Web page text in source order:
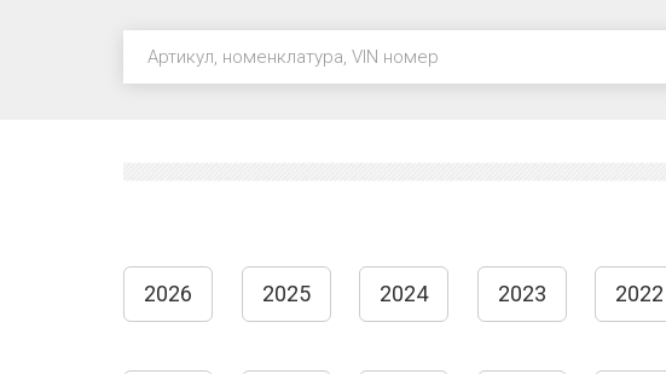
2026 2025 2024 2023 2022